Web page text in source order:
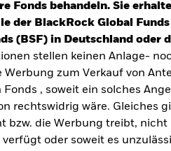
UMFRAGE ZUR
Fonds behandeln. Sie
der BlackRock Global Funds
(BSF) in Deutschland oder
stellen keinen Anlage-
Werbung zum Verkauf von
, soweit ein solches
rechtswidrig wäre. Gleiches
bzw. die Werbung treibt,
oder soweit es